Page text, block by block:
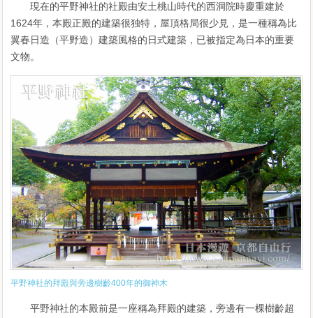
現在的平野神社的社殿由安土桃山時代的西洞院時慶重建於
1624年，本殿正殿的建築很独特，屋頂格局很少見，是一種稱為比
翼春日造（平野造）建築風格的日式建築，已被指定為日本的重要
文物。
平野神社的拜殿與旁邊樹齡400年的御神木
平野神社的本殿前是一座稱為拜殿的建築，旁邊有一棵樹齡超